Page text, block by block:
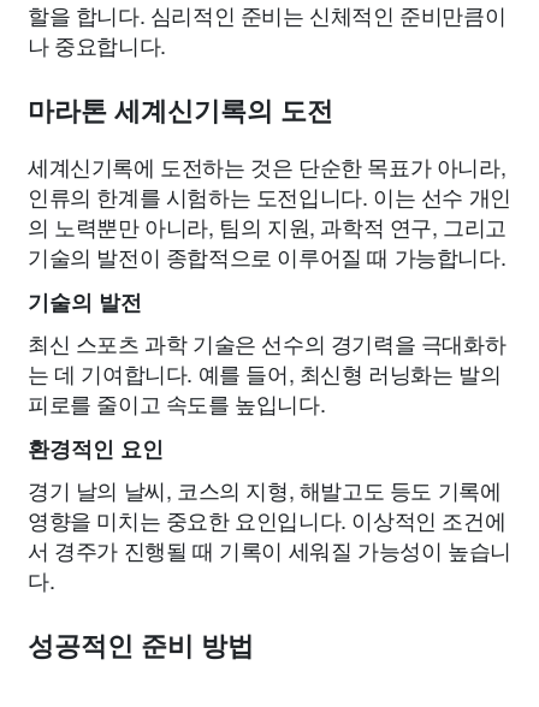
할을 합니다. 심리적인 준비는 신체적인 준비만큼이
나 중요합니다.
마라톤 세계신기록의 도전
세계신기록에 도전하는 것은 단순한 목표가 아니라,
인류의 한계를 시험하는 도전입니다. 이는 선수 개인
의 노력뿐만 아니라, 팀의 지원, 과학적 연구, 그리고
기술의 발전이 종합적으로 이루어질 때 가능합니다.
기술의 발전
최신 스포츠 과학 기술은 선수의 경기력을 극대화하
는 데 기여합니다. 예를 들어, 최신형 러닝화는 발의
피로를 줄이고 속도를 높입니다.
환경적인 요인
경기 날의 날씨, 코스의 지형, 해발고도 등도 기록에
영향을 미치는 중요한 요인입니다. 이상적인 조건에
서 경주가 진행될 때 기록이 세워질 가능성이 높습니
다.
성공적인 준비 방법